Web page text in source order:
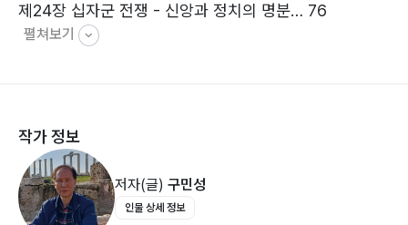
제24장 십자군 전쟁 - 신앙과 정치의 명분… 76
제25장 수도원, 기사도, 대학 - 중세를 이끈 지식의 성
제27장 콘스탄티노플의 함락 - 중세의 종말… 123
제28장 르네상스와 종교개혁 - 인간 중심 사고와 신앙의
조화… 140
제29장 중세의 과학자와 기술자들 - 과학과 종교의 교차
펼쳐보기
작가 정보
저자(글) 구민성
인물 상세 정보